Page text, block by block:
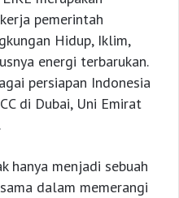
pemerintah
Hidup, Iklim,
energi terbarukan.
persiapan Indonesia
di Dubai, Uni Emirat
hanya menjadi sebuah
dalam memerangi